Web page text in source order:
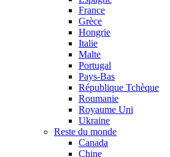
France
Grèce
Hongrie
Italie
Malte
Portugal
Pays-Bas
République Tchèque
Roumanie
Royaume Uni
Ukraine
Reste du monde
Canada
Chine